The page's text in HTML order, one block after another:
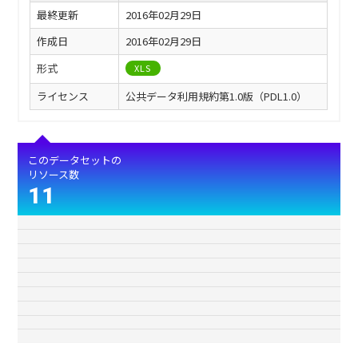
最終更新
2016年02月29日
作成日
2016年02月29日
形式
XLS
ライセンス 公共データ利用規約第1.0版（PDL1.0）
このデータセットの
リソース数
11